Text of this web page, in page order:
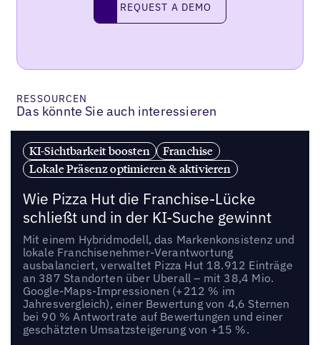
request a demo
REQUEST A DEMO
RESSOURCEN
Das könnte Sie auch interessieren
KI-Sichtbarkeit boosten
Franchise
Lokale Präsenz optimieren & aktivieren
Wie Pizza Hut die Franchise-Lücke
schließt und in der KI-Suche gewinnt
Mit einem Hybridmodell, das Markenkonsistenz und
lokale Franchisenehmer-Verantwortung
ausbalanciert, verwaltet Pizza Hut 18.912 Einträge
an 387 Standorten über Uberall – mit 38,4 Mio.
Google-Maps-Impressionen (+212 % im
Jahresvergleich), einer Bewertung von 4,6 Sternen
bei 90 % Antwortrate auf Bewertungen und einer
geschätzten Umsatzsteigerung von +15 %.